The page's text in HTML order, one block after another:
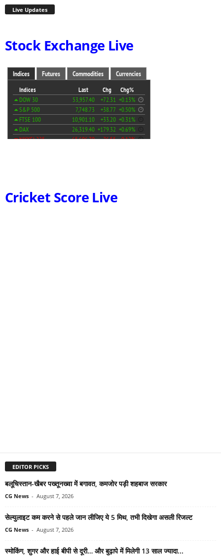
Live Updates
Stock Exchange Live
Cricket Score Live
EDITOR PICKS
बलूचिस्तान-खैबर पख्तूनख्वा में बगावत, कमजोर पड़ी शहबाज सरकार
CG News - August 7, 2026
सेल्युलाइट कम करने से पहले जान लीजिए ये 5 मिथ, तभी दिखेगा असली रिजल्ट
CG News - August 7, 2026
स्मोकिंग, शुगर और हाई बीपी से दूरी… और बुढ़ापे में मिलेगी 13 साल ज्यादा...